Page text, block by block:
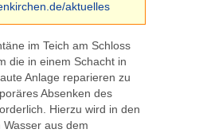
aktuelles
im Teich am Schloss
die in einem Schacht in
Anlage reparieren zu
Absenken des
Hierzu wird in den
aus dem